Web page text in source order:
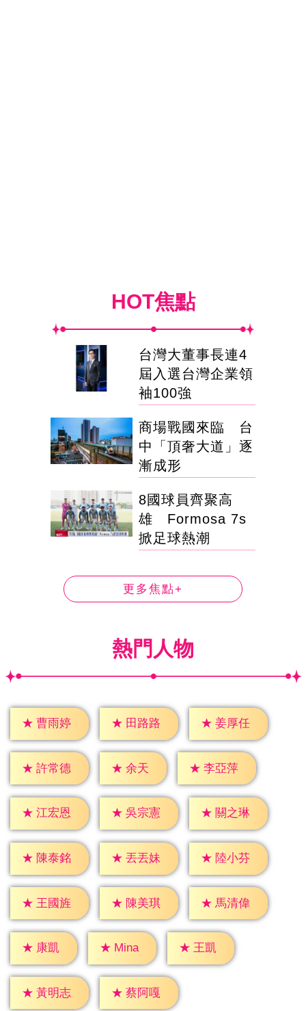
HOT焦點
台灣大董事長連4
屆入選台灣企業領
袖100強
商場戰國來臨 台
中「頂奢大道」逐
漸成形
8國球員齊聚高
雄 Formosa 7s
掀足球熱潮
更多焦點+
熱門人物
★ 曹雨婷 ★ 田路路 ★ 姜厚任
★ 許常德 ★ 余天 ★ 李亞萍
★ 江宏恩 ★ 吳宗憲 ★ 關之琳
★ 陳泰銘 ★ 丟丟妹 ★ 陸小芬
★ 王國旌 ★ 陳美琪 ★ 馬清偉
★ 康凱 ★ Mina ★ 王凱
★ 黃明志 ★ 蔡阿嘎